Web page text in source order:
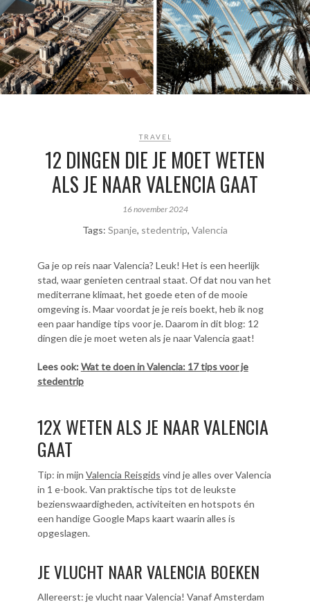
TRAVEL
12 DINGEN DIE JE MOET WETEN
ALS JE NAAR VALENCIA GAAT
16 november 2024
Tags: Spanje, stedentrip, Valencia
Ga je op reis naar Valencia? Leuk! Het is een heerlijk
stad, waar genieten centraal staat. Of dat nou van het
mediterrane klimaat, het goede eten of de mooie
omgeving is. Maar voordat je je reis boekt, heb ik nog
een paar handige tips voor je. Daarom in dit blog: 12
dingen die je moet weten als je naar Valencia gaat!
Lees ook:Wat te doen in Valencia: 17 tips voor je
stedentrip
12X WETEN ALS JE NAAR VALENCIA
GAAT
Tip: in mijn Valencia Reisgids vind je alles over Valencia
in 1 e-book. Van praktische tips tot de leukste
bezienswaardigheden, activiteiten en hotspots én
een handige Google Maps kaart waarin alles is
opgeslagen.
JE VLUCHT NAAR VALENCIA BOEKEN
Allereerst: je vlucht naar Valencia! Vanaf Amsterdam